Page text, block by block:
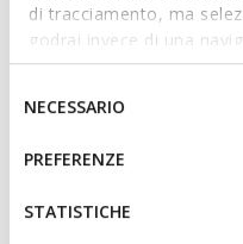
di tracciamento, ma
godrai invece di una
base dei tuoi gusti ed
IMPOSTAZIONI potrai
altri strumenti di
informazioni o per
tue impostazioni, visita la
del
consenso
NECESSARIO
PREFERENZE
STATISTICHE
DISCOVER
Designed